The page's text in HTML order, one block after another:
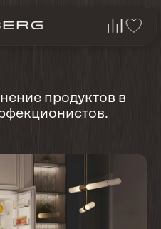
продуктов в